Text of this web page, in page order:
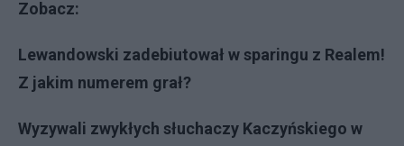
Zobacz:
Lewandowski zadebiutował w sparingu z Realem!
Z jakim numerem grał?
Wyzywali zwykłych słuchaczy Kaczyńskiego w